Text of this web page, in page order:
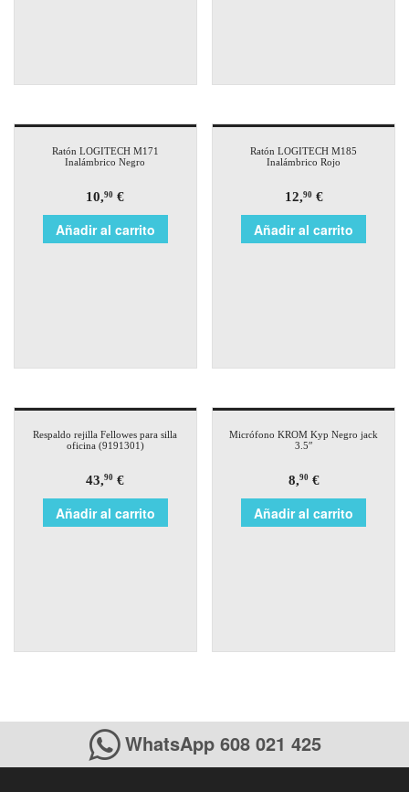
Ratón LOGITECH M171
Inalámbrico Negro
10,90 €
Añadir al carrito
Ratón LOGITECH M185
Inalámbrico Rojo
12,90€
Añadir al carrito
Respaldo rejilla Fellowes para silla
oficina (9191301)
43,90 €
Añadir al carrito
Micrófono KROM Kyp Negro jack
3.5″
8,90€
Añadir al carrito
WhatsApp 608 021 425